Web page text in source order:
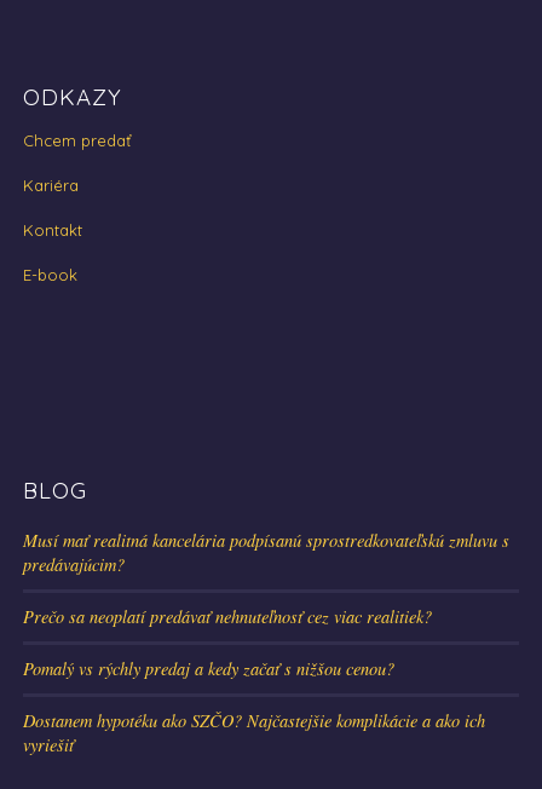
ODKAZY
Chcem predať
Kariéra
Kontakt
E-book
BLOG
Musí mať realitná kancelária podpísanú sprostredkovateľskú zmluvu s
predávajúcim?
Prečo sa neoplatí predávať nehnuteľnosť cez viac realitiek?
Pomalý vs rýchly predaj a kedy začať s nižšou cenou?
Dostanem hypotéku ako SZČO? Najčastejšie komplikácie a ako ich
vyriešiť